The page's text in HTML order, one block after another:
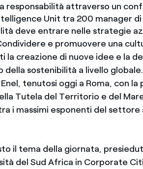
responsabilità attraverso un
Unit tra 200 manager
deve entrare nelle strategie
e promuovere una
la creazione di nuove idee e la
sostenibilità a livello globale.
tenutosi oggi a Roma, con
Tutela del Territorio e del
i massimi esponenti del settore
il tema della giornata,
del Sud Africa in Corporate